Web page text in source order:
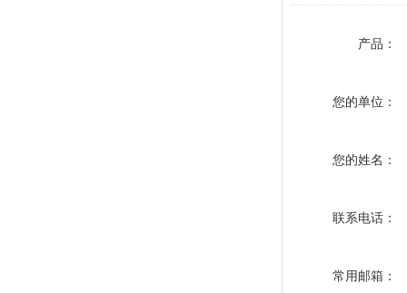
产品：
您的单位：
您的姓名：
联系电话：
常用邮箱：